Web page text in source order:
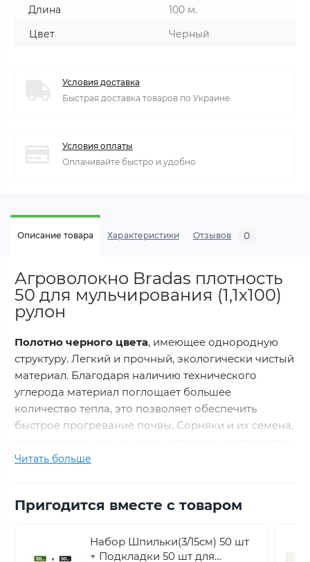
Длина
100 м.
Цвет
Черный
Условия доставка
Быстрая доставка товаров по Украине
Условия оплаты
Оплачивайте быстро и удобно
Описание товара Характеристики Отзывов 0
Агроволокно Bradas плотность
50 для мульчирования (1,1х100)
рулон
Полотно черного цвета, имеющее однородную
структуру. Легкий и прочный, экологически чистый
материал. Благодаря наличию технического
углерода материал поглощает большее
количество тепла, это позволяет обеспечить
быстрое прогревание почвы. Сорняки и их семена,
не получают необходимого количества света и
действию UV излучения (UV-стабилизатор: 2%).
Читать больше
Пригодится вместе с товаром
Набор Шпильки(3/15см) 50 шт
+ Подкладки 50 шт для